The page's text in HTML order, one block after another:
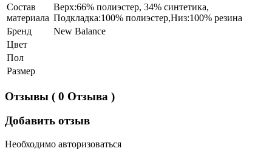
Состав
материала
Верх:66% полиэстер, 34% синтетика,
Подкладка:100% полиэстер,Низ:100% резина
Бренд
New Balance
Цвет
Пол
Размер
Отзывы ( 0 Отзыва )
Добавить отзыв
Необходимо авторизоваться